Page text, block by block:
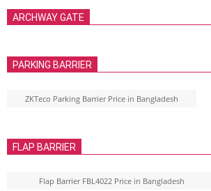
ARCHWAY GATE
PARKING BARRIER
ZKTeco Parking Barrier Price in Bangladesh
FLAP BARRIER
Flap Barrier FBL4022 Price in Bangladesh